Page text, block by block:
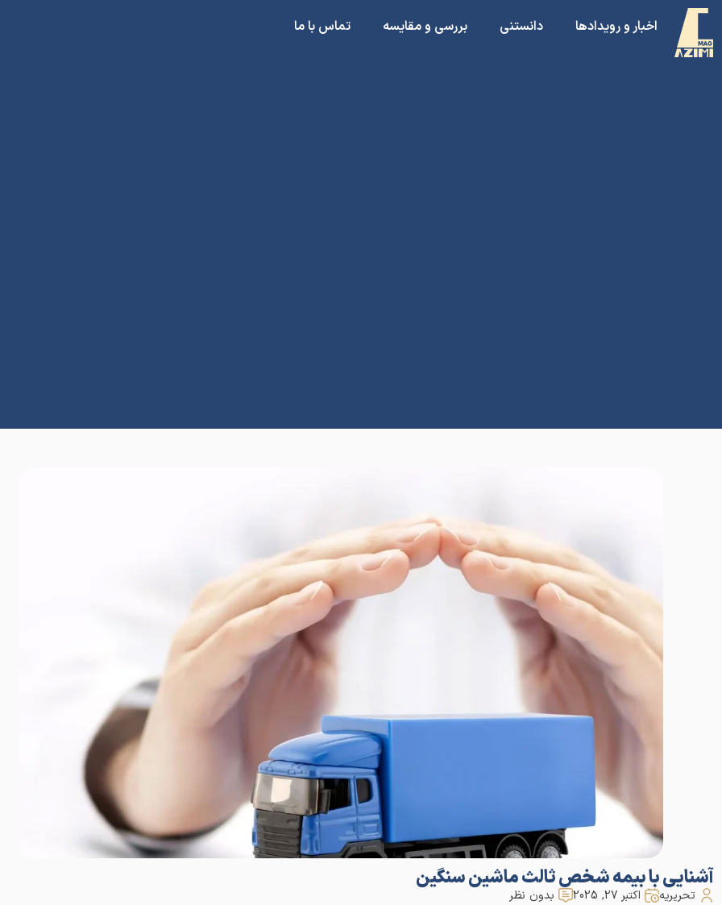
اخبار و رویدادها دانستنی بررسی و مقایسه تماس با ما
آشنایی با بیمه شخص ثالث ماشین سنگین
تحریریه اکتبر 27, 2025 بدون نظر